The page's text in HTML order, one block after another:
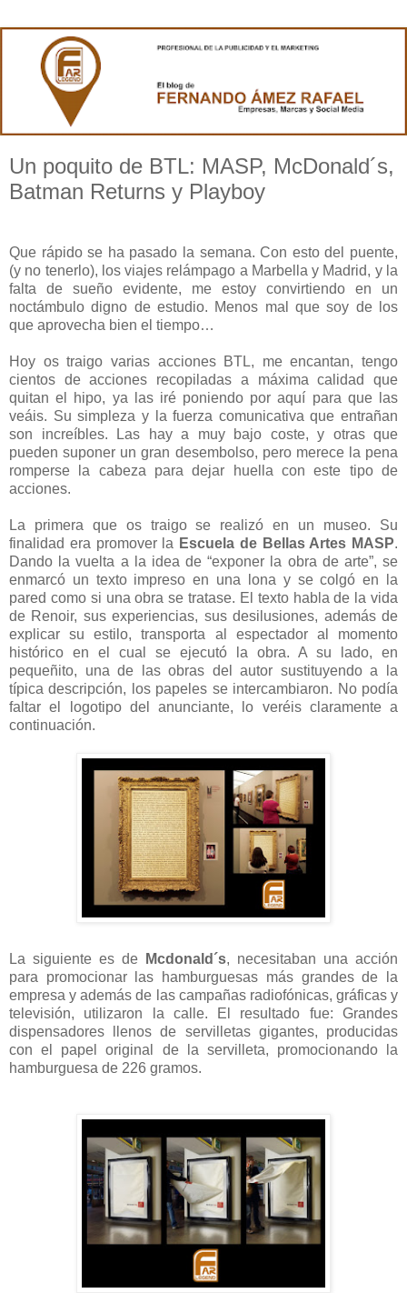
Un poquito de BTL: MASP, McDonald´s,
Batman Returns y Playboy
Que rápido se ha pasado la semana. Con esto del puente,
(y no tenerlo), los viajes relámpago a Marbella y Madrid, y la
falta de sueño evidente, me estoy convirtiendo en un
noctámbulo digno de estudio. Menos mal que soy de los
que aprovecha bien el tiempo…
Hoy os traigo varias acciones BTL, me encantan, tengo
cientos de acciones recopiladas a máxima calidad que
quitan el hipo, ya las iré poniendo por aquí para que las
veáis. Su simpleza y la fuerza comunicativa que entrañan
son increíbles. Las hay a muy bajo coste, y otras que
pueden suponer un gran desembolso, pero merece la pena
romperse la cabeza para dejar huella con este tipo de
acciones.
La primera que os traigo se realizó en un museo. Su
finalidad era promover la Escuela de Bellas Artes MASP.
Dando la vuelta a la idea de “exponer la obra de arte”, se
enmarcó un texto impreso en una lona y se colgó en la
pared como si una obra se tratase. El texto habla de la vida
de Renoir, sus experiencias, sus desilusiones, además de
explicar su estilo, transporta al espectador al momento
histórico en el cual se ejecutó la obra. A su lado, en
pequeñito, una de las obras del autor sustituyendo a la
típica descripción, los papeles se intercambiaron. No podía
faltar el logotipo del anunciante, lo veréis claramente a
continuación.
La siguiente es de Mcdonald´s, necesitaban una acción
para promocionar las hamburguesas más grandes de la
empresa y además de las campañas radiofónicas, gráficas y
televisión, utilizaron la calle. El resultado fue: Grandes
dispensadores llenos de servilletas gigantes, producidas
con el papel original de la servilleta, promocionando la
hamburguesa de 226 gramos.